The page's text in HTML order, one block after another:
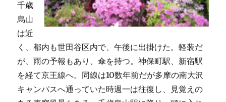
千歳
烏山
は近
く、都内も世田谷区内で、午後に出掛けた。軽装だ
が、雨の予報もあり、傘を持つ。神保町駅、新宿駅
を経て京王線へ。同線は10数年前だが多摩の南大沢
キャンパスへ通っていた時週一は往復し、見覚えの